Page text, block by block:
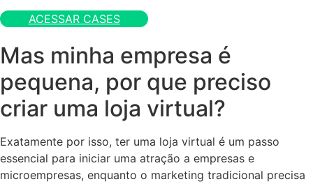
ACESSAR CASES
Mas minha empresa é
pequena, por que preciso
criar uma loja virtual?
Exatamente por isso, ter uma loja virtual é um passo
essencial para iniciar uma atração a empresas e
microempresas, enquanto o marketing tradicional precisa